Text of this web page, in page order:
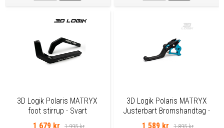
3D Logik Polaris MATRYX
foot stirrup - Svart
1 679 kr
1 995 kr
3D Logik Polaris MATRYX
Justerbart Bromshandtag -
Blå
1 589 kr 1 895 kr